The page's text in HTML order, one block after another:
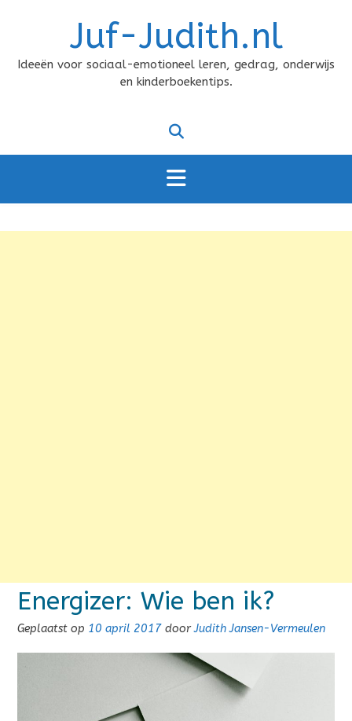
Juf-Judith.nl
Ideeën voor sociaal-emotioneel leren, gedrag, onderwijs
en kinderboekentips.
Energizer: Wie ben ik?
Geplaatst op 10 april 2017 doorJudith Jansen-Vermeulen